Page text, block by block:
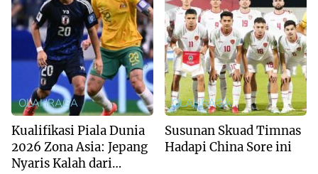
OLAHRAGA
Kualifikasi Piala Dunia
2026 Zona Asia: Jepang
Nyaris Kalah dari
OLAHRAGA
Susunan Skuad Timnas
Hadapi China Sore ini